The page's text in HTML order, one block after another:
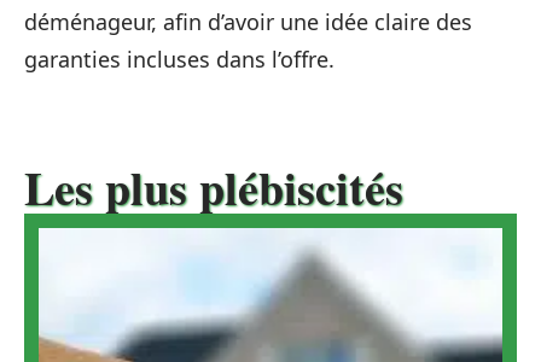
déménageur, afin d’avoir une idée claire des
garanties incluses dans l’offre.
Les plus plébiscités